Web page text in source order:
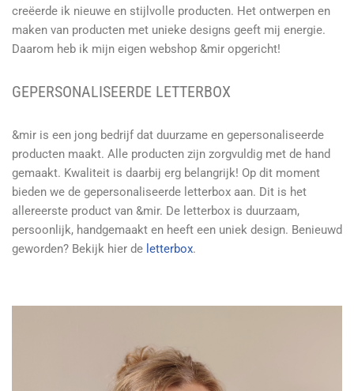
creëerde ik nieuwe en stijlvolle producten. Het ontwerpen en
maken van producten met unieke designs geeft mij energie.
Daarom heb ik mijn eigen webshop &mir opgericht!
GEPERSONALISEERDE LETTERBOX
&mir is een jong bedrijf dat duurzame en gepersonaliseerde
producten maakt. Alle producten zijn zorgvuldig met de hand
gemaakt. Kwaliteit is daarbij erg belangrijk! Op dit moment
bieden we de gepersonaliseerde letterbox aan. Dit is het
allereerste product van &mir. De letterbox is duurzaam,
persoonlijk, handgemaakt en heeft een uniek design. Benieuwd
geworden? Bekijk hier de letterbox.